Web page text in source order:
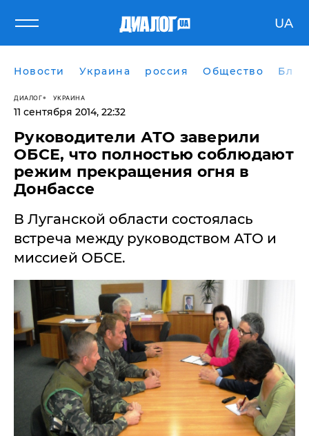
UA
Новости Украина россия Общество
ДИАЛОГ УКРАИНА
11 сентября 2014, 22:32
Руководители АТО заверили
ОБСЕ, что полностью соблюдают
режим прекращения огня в
Донбассе
В Луганской области состоялась
встреча между руководством АТО и
миссией ОБСЕ.